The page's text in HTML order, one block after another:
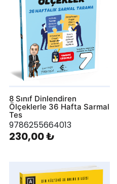
8 Sınıf Dinlendiren
Ölçeklerle 36 Hafta Sarmal
Tes
9786255664013
230,00 ₺